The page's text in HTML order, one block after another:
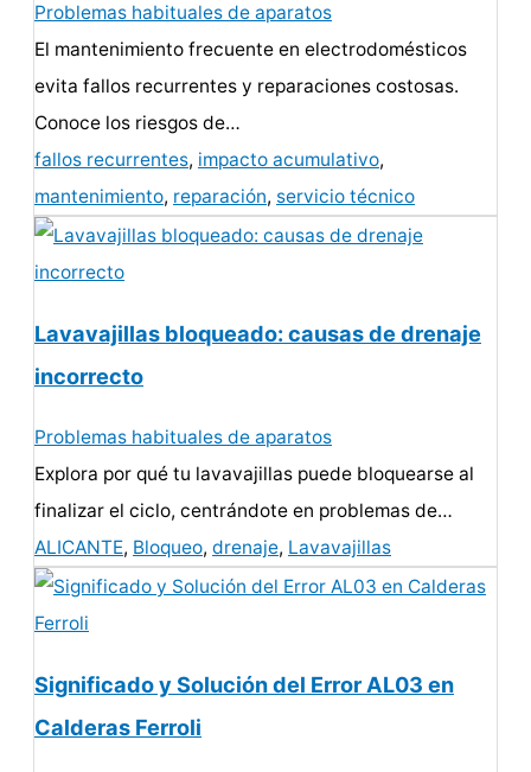
Problemas habituales de aparatos
El mantenimiento frecuente en electrodomésticos
evita fallos recurrentes y reparaciones costosas.
Conoce los riesgos de…
fallos recurrentes, impacto acumulativo,
mantenimiento, reparación, servicio técnico
Lavavajillas bloqueado: causas de drenaje
incorrecto
Problemas habituales de aparatos
Explora por qué tu lavavajillas puede bloquearse al
finalizar el ciclo, centrándote en problemas de…
ALICANTE, Bloqueo, drenaje, Lavavajillas
Significado y Solución del Error AL03 en
Calderas Ferroli